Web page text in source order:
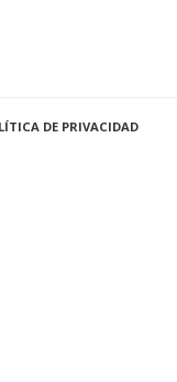
DE PRIVACIDAD